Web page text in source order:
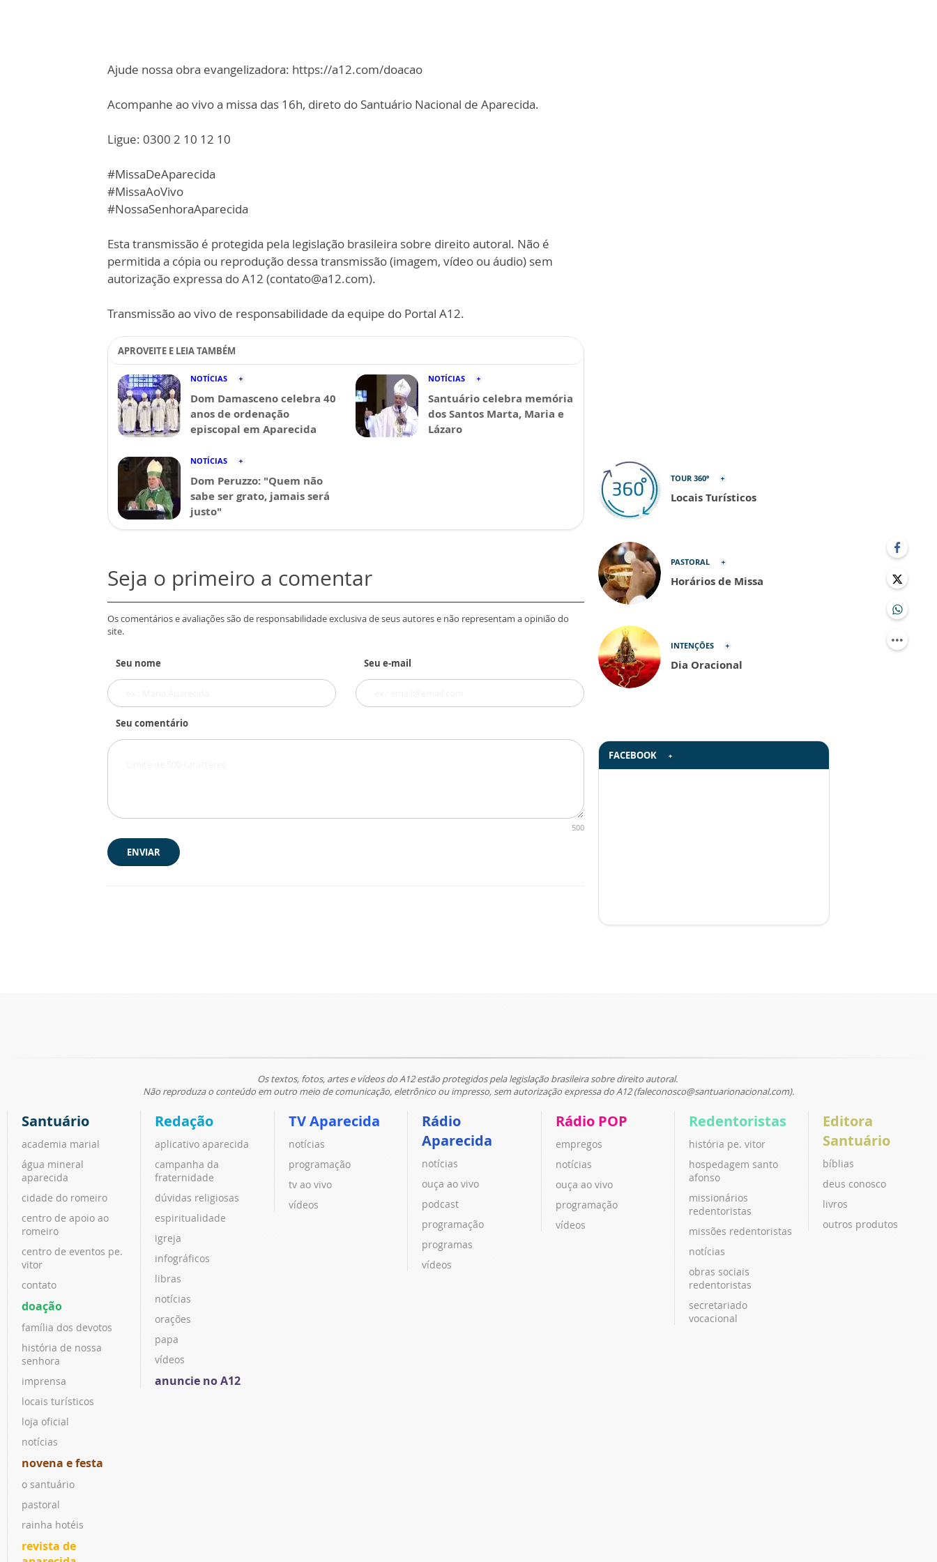
Ajude nossa obra evangelizadora: https://a12.com/doacao
Acompanhe ao vivo a missa das 16h, direto do Santuário Nacional de Aparecida.
Ligue: 0300 2 10 12 10
#MissaDeAparecida
#MissaAoVivo
#NossaSenhoraAparecida
Esta transmissão é protegida pela legislação brasileira sobre direito autoral. Não é
permitida a cópia ou reprodução dessa transmissão (imagem, vídeo ou áudio) sem
autorização expressa do A12 (contato@a12.com).
Transmissão ao vivo de responsabilidade da equipe do Portal A12.
APROVEITE E LEIA TAMBÉM
NOTÍCIAS
Dom Damasceno celebra 40
anos de ordenação
episcopal em Aparecida
NOTÍCIAS
Santuário celebra memória
dos Santos Marta, Maria e
Lázaro
NOTÍCIAS
Dom Peruzzo: "Quem não
sabe ser grato, jamais será
justo"
Seja o primeiro a comentar
Os comentários e avaliações são de responsabilidade exclusiva de seus autores e não representam a opinião do
site.
Seu nome Seu e-mail
Seu comentário
500
ENVIAR
TOUR 360º
Locais Turísticos
PASTORAL
Horários de Missa
INTENÇÕES
Dia Oracional
FACEBOOK
Os textos, fotos, artes e vídeos do A12 estão protegidos pela legislação brasileira sobre direito autoral.
Não reproduza o conteúdo em outro meio de comunicação, eletrônico ou impresso, sem autorização expressa do A12 (faleconosco@santuarionacional.com).
Santuário
academia marial
água mineral
aparecida
cidade do romeiro
centro de apoio ao
romeiro
centro de eventos pe.
vitor
contato
doação
família dos devotos
história de nossa
senhora
imprensa
locais turísticos
loja oficial
notícias
novena e festa
o santuário
pastoral
rainha hotéis
revista de
Redação
aplicativo aparecida
campanha da
fraternidade
dúvidas religiosas
espiritualidade
igreja
infográficos
libras
notícias
orações
papa
vídeos
anuncie no A12
TV Aparecida
notícias
programação
tv ao vivo
vídeos
Rádio
Aparecida
notícias
ouça ao vivo
podcast
programação
programas
vídeos
Rádio POP
empregos
notícias
ouça ao vivo
programação
vídeos
Redentoristas
história pe. vitor
hospedagem santo
afonso
missionários
redentoristas
missões redentoristas
notícias
obras sociais
redentoristas
secretariado
vocacional
Editora
Santuário
bíblias
deus conosco
livros
outros produtos